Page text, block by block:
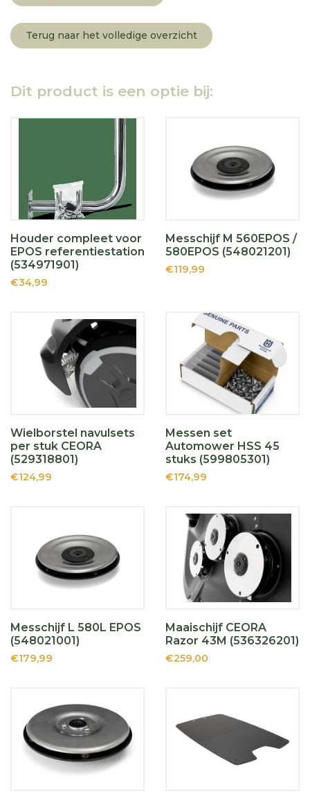
Terug naar het volledige overzicht
Dit product is een optie bij:
Houder compleet voor
EPOS referentiestation
(534971901)
€34,99
Messchijf M 560EPOS /
580EPOS (548021201)
€119,99
Wielborstel navulsets
per stuk CEORA
(529318801)
€124,99
Messen set
Automower HSS 45
stuks (599805301)
€174,99
Messchijf L 580L EPOS
(548021001)
€179,99
Maaischijf CEORA
Razor 43M (536326201)
€259,00